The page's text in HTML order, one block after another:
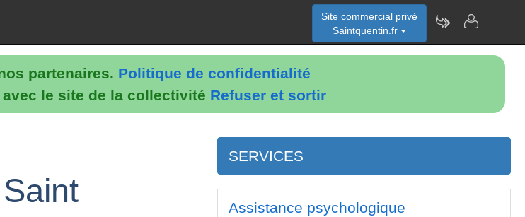
partenaires. Politique de confidentialité
le site de la collectivité Refuser et sortir
Site commercial privé
Saintquentin.fr
SERVICES
Assistance psychologique